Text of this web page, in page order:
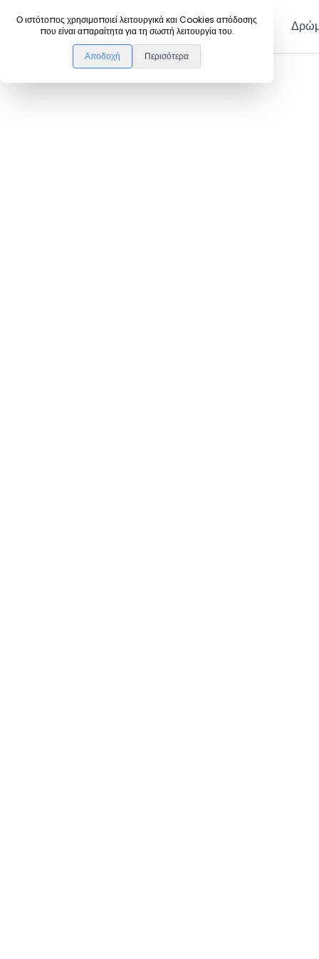
Ο ιστότοπος χρησιμοποιεί λειτουργικά και Cookies απόδοσης
που είναι απαραίτητα για τη σωστή λειτουργία του.
Αποδοχή Περισότερα
DanceLink Μέλη